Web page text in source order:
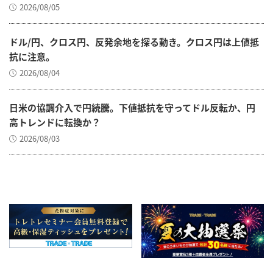
2026/08/05
ドル/円、クロス円、反発余地を探る動き。クロス円は上値抵
抗に注意。
2026/08/04
日米の協調介入で円続騰。下値抵抗を守ってドル反転か、円
高トレンドに転換か？
2026/08/03